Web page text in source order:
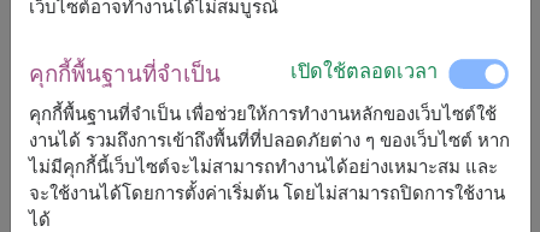
Heartfelt Wishes
ช่อคาร์เนชั่น คละสี
เริ่ม
฿1,800 ประหยัด ฿100
Burst Of Happiness
ช่อทิวลิปเหลือง
เริ่ม ฿2,800
เว็บไซต์อาจทำงานได้ไม่สมบูรณ์
คุกกี้พื้นฐานที่จำเป็น เปิดใช้ตลอดเวลา
คุกกี้พื้นฐานที่จำเป็น เพื่อช่วยให้การทำงานหลักของเว็บไซต์ใช้
งานได้ รวมถึงการเข้าถึงพื้นที่ที่ปลอดภัยต่าง ๆ ของเว็บไซต์ หาก
ไม่มีคุกกี้นี้เว็บไซต์จะไม่สามารถทำงานได้อย่างเหมาะสม และ
จะใช้งานได้โดยการตั้งค่าเริ่มต้น โดยไม่สามารถปิดการใช้งาน
ได้